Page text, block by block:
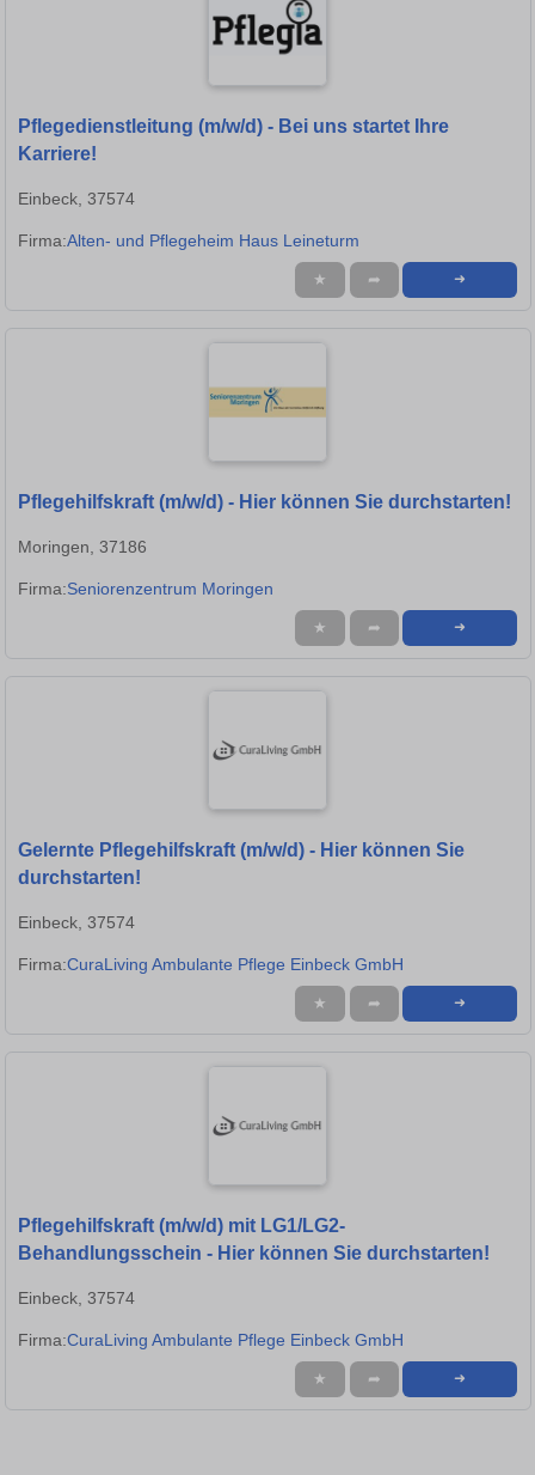
Pflegedienstleitung (m/w/d) - Bei uns startet Ihre
Karriere!
Einbeck, 37574
Firma:Alten- und Pflegeheim Haus Leineturm
★ ➦ ➜
Pflegehilfskraft (m/w/d) - Hier können Sie durchstarten!
Moringen, 37186
Firma:Seniorenzentrum Moringen
★ ➦ ➜
Gelernte Pflegehilfskraft (m/w/d) - Hier können Sie
durchstarten!
Einbeck, 37574
Firma:CuraLiving Ambulante Pflege Einbeck GmbH
★ ➦ ➜
Pflegehilfskraft (m/w/d) mit LG1/LG2-
Behandlungsschein - Hier können Sie durchstarten!
Einbeck, 37574
Firma:CuraLiving Ambulante Pflege Einbeck GmbH
★ ➦ ➜